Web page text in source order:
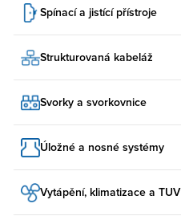
Spínací a jistící přístroje
Strukturovaná kabeláž
Svorky a svorkovnice
Úložné a nosné systémy
Vytápění, klimatizace a TUV